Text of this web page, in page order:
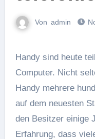
Von admin
Handy sind heute teilweise teurer als ein großer
Computer. Nicht
Handy mehrere
auf dem neuesten
den Besitzer einige
Erfahrung, dass